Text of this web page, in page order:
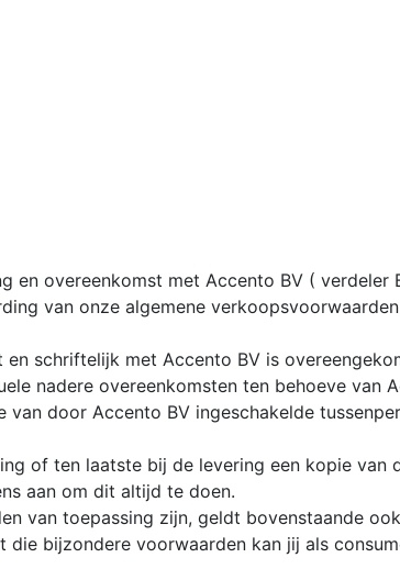
en overeenkomst met Accento BV ( verdeler
van onze algemene
schriftelijk met Accento BV is
nadere overeenkomsten ten behoeve van
door Accento BV ingeschakelde
of ten laatste bij de levering een kopie van
aan om dit altijd te doen.
van toepassing zijn, geldt bovenstaande
bijzondere voorwaarden kan jij als